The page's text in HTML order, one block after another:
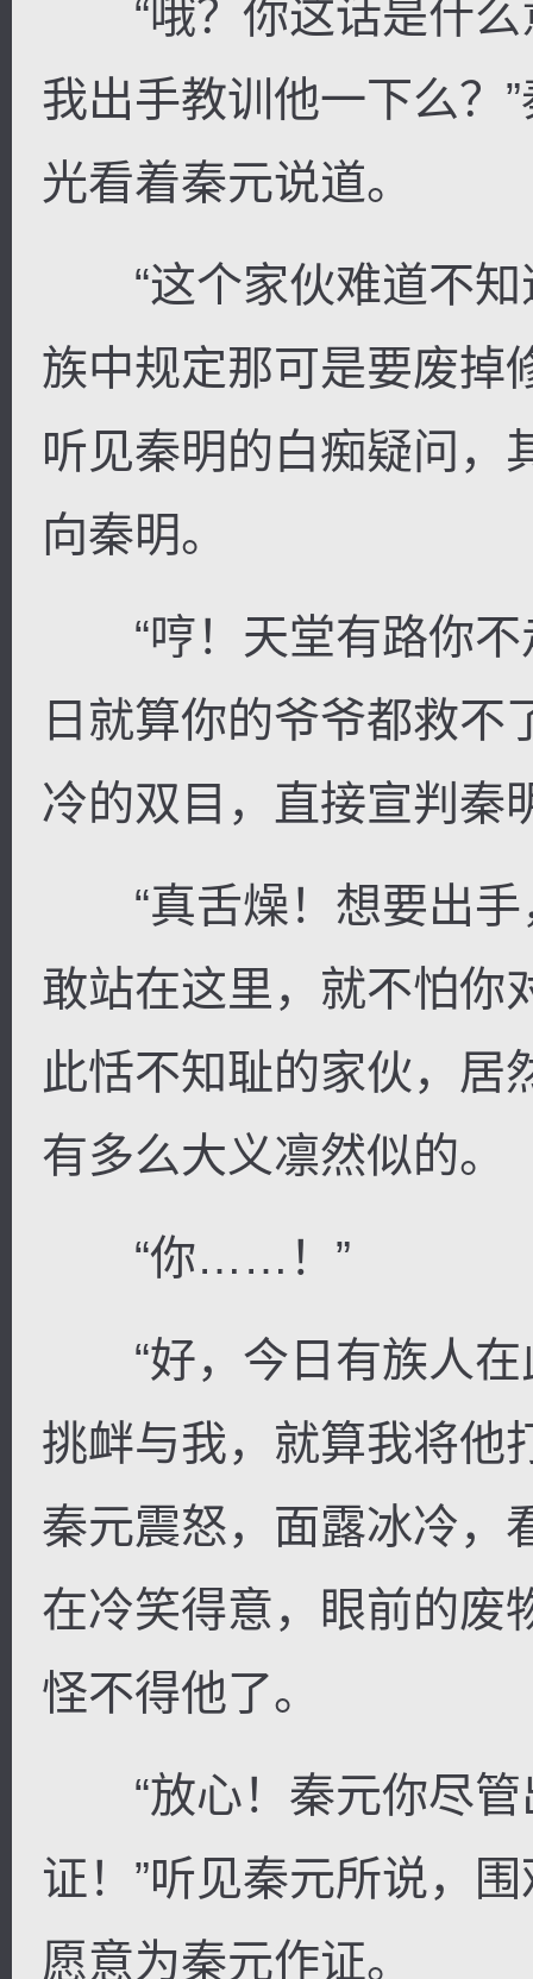
“哦？你这话是什么
我出手教训他一下么？
光看着秦元说道。
“这个家伙难道不知
族中规定那可是要废掉
听见秦明的白痴疑问，
向秦明。
“哼！天堂有路你不
日就算你的爷爷都救不
冷的双目，直接宣判秦
“真舌燥！想要出手
敢站在这里，就不怕你
此恬不知耻的家伙，居
有多么大义凛然似的。
“你……！”
“好，今日有族人在
挑衅与我，就算我将他
秦元震怒，面露冰冷，
在冷笑得意，眼前的废
怪不得他了。
“放心！秦元你尽管
证！”听见秦元所说，
愿意为秦元作证。